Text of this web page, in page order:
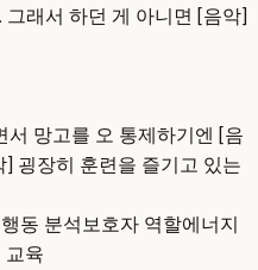
래서 하던 게 아니면 [음악]
서 망고를 오 통제하기엔 [음
굉장히 훈련을 즐기고 있는
행동 분석보호자 역할에너지
교육